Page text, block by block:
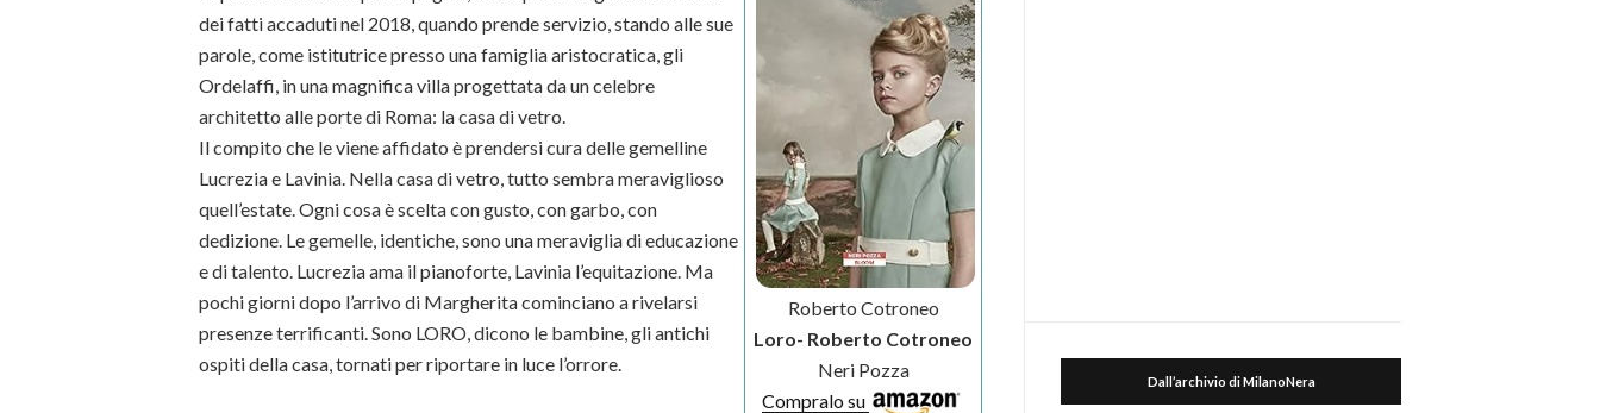
Roberto Cotroneo
Loro- Roberto Cotroneo
Neri Pozza
Compralo su
dei fatti accaduti nel 2018, quando prende servizio, stando alle sue
parole, come istitutrice presso una famiglia aristocratica, gli
Ordelaffi, in una magnifica villa progettata da un celebre
architetto alle porte di Roma: la casa di vetro.
Il compito che le viene affidato è prendersi cura delle gemelline
Lucrezia e Lavinia. Nella casa di vetro, tutto sembra meraviglioso
quell’estate. Ogni cosa è scelta con gusto, con garbo, con
dedizione. Le gemelle, identiche, sono una meraviglia di educazione
e di talento. Lucrezia ama il pianoforte, Lavinia l’equitazione. Ma
pochi giorni dopo l’arrivo di Margherita cominciano a rivelarsi
presenze terrificanti. Sono LORO, dicono le bambine, gli antichi
ospiti della casa, tornati per riportare in luce l’orrore.
Dall’archivio di MilanoNera